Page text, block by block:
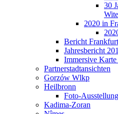
30
2020 in
Bericht
Jahresbericht
Immersive
Partnerstadtansichten
Gorzów Wlkp
Heilbronn
Foto-
Kadima-Zoran